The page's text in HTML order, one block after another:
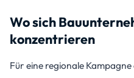
Wo sich
konzentrieren
Für eine regionale